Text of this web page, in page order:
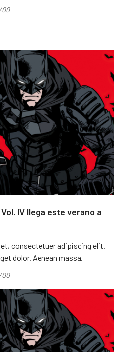
00
IV llega este verano a
consectetuer adipiscing elit.
dolor. Aenean massa.
00